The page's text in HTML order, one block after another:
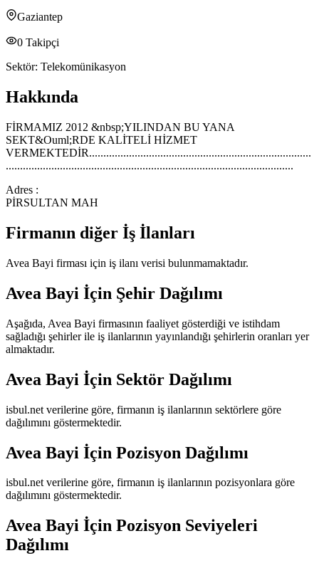
Gaziantep
0 Takipçi
Sektör: Telekomünikasyon
Hakkında
FİRMAMIZ 2012 &nbsp;YILINDAN BU YANA
SEKT&Ouml;RDE KALİTELİ HİZMET
VERMEKTEDİR..............................................................................
.....................................................................................................
Adres :
PİRSULTAN MAH
Firmanın diğer İş İlanları
Avea Bayi firması için iş ilanı verisi bulunmamaktadır.
Avea Bayi İçin Şehir Dağılımı
Aşağıda, Avea Bayi firmasının faaliyet gösterdiği ve istihdam
sağladığı şehirler ile iş ilanlarının yayınlandığı şehirlerin oranları yer
almaktadır.
Avea Bayi İçin Sektör Dağılımı
isbul.net verilerine göre, firmanın iş ilanlarının sektörlere göre
dağılımını göstermektedir.
Avea Bayi İçin Pozisyon Dağılımı
isbul.net verilerine göre, firmanın iş ilanlarının pozisyonlara göre
dağılımını göstermektedir.
Avea Bayi İçin Pozisyon Seviyeleri
Dağılımı